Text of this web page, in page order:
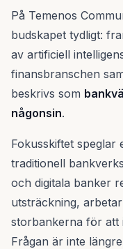
På Temenos
budskapet tydligt:
av artificiell
finansbranschen
beskrivs som
någonsin.
Fokusskiftet speglar
traditionell
och digitala banker
utsträckning,
storbankerna för att
Frågan är inte längre